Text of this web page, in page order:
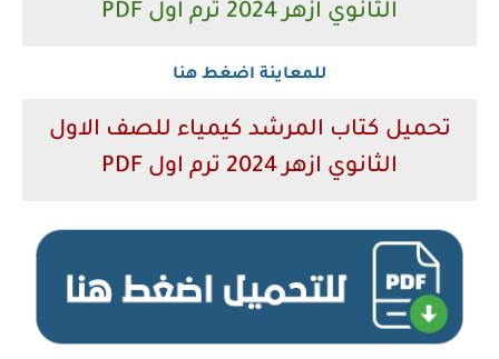
الثانوي ازهر 2024 ترم اول PDF
للمعاينة اضغط هنا
تحميل كتاب المرشد كيمياء للصف الاول
الثانوي ازهر 2024 ترم اول PDF